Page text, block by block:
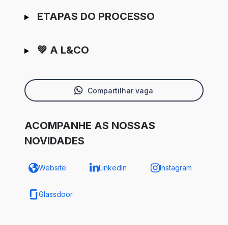
ETAPAS DO PROCESSO
💚 A L&CO
Compartilhar vaga
ACOMPANHE AS NOSSAS
NOVIDADES
Website LinkedIn Instagram
Glassdoor